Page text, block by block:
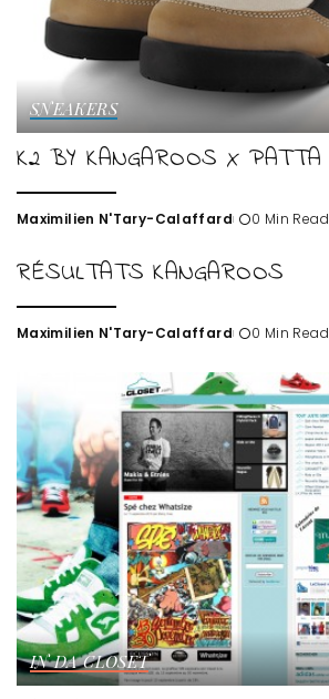
SNEAKERS
K2 BY KANGAROOS X PATTA
Posted
Maximilien N'Tary-Calaffard 0 Min Read
RÉSULTATS KANGAROOS
Posted
Maximilien N'Tary-Calaffard 0 Min Read
IN DA CLOSET